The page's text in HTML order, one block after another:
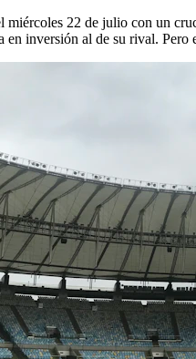
miércoles 22 de julio con un
inversión al de su rival.